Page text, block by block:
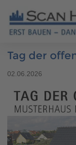
HÄUSER
SCANHAUS-
RUND UMS BAUEN
Tag der
02.06.2026